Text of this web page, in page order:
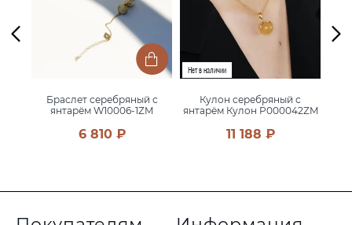
Браслет серебряный с
янтарём W10006-1ZM
6 810 ₽
Кулон серебряный с
янтарём Кулон P000042ZM
11 188 ₽